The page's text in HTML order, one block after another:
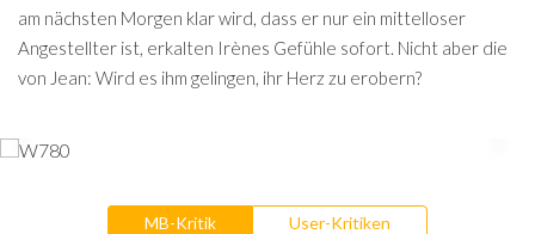
am nächsten Morgen klar wird, dass er nur ein mittelloser
Angestellter ist, erkalten Irènes Gefühle sofort. Nicht aber die
von Jean: Wird es ihm gelingen, ihr Herz zu erobern?
MB-Kritik User-Kritiken